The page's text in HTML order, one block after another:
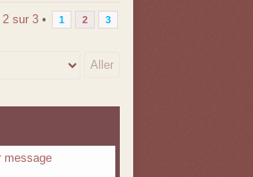
2sur 3• 1 2 3